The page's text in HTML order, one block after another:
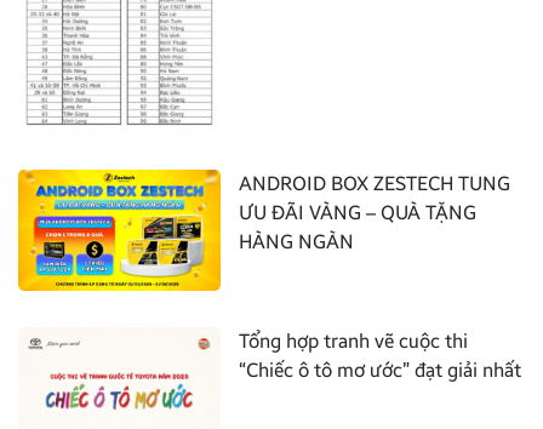
ANDROID BOX ZESTECH TUNG
ƯU ĐÃI VÀNG – QUÀ TẶNG
HÀNG NGÀN
Tổng hợp tranh vẽ cuộc thi
“Chiếc ô tô mơ ước” đạt giải nhất